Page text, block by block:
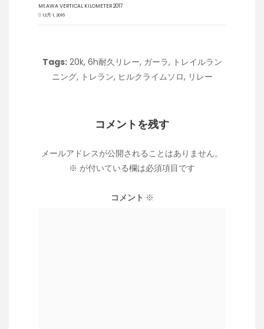
Mt.AWA VERTICAL KILOMETER 2017
12月 1, 2016
Tags: 20k, 6h耐久リレー, ガーラ, トレイルラン
ニング, トレラン, ヒルクライムソロ, リレー
コメントを残す
メールアドレスが公開されることはありません。
※ が付いている欄は必須項目です
コメント ※